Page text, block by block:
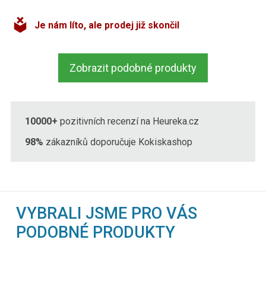
Je nám líto, ale prodej již skončil
Zobrazit podobné produkty
10000+ pozitivních recenzí na Heureka.cz
98% zákazníků doporučuje Kokiskashop
VYBRALI JSME PRO VÁS
PODOBNÉ PRODUKTY